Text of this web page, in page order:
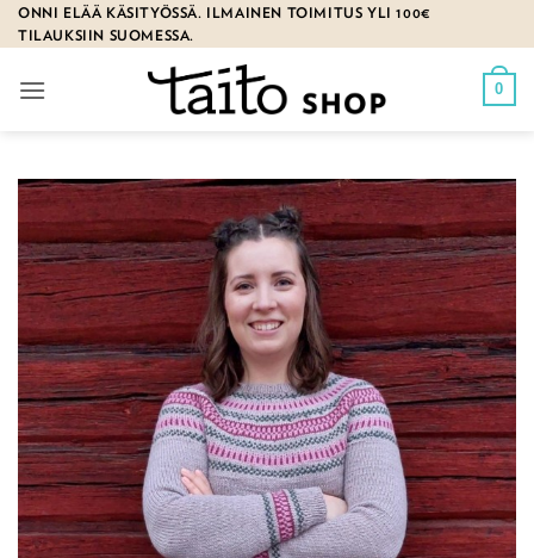
Skip
to
ONNI ELÄÄ KÄSITYÖSSÄ. ILMAINEN TOIMITUS YLI 100€
TILAUKSIIN SUOMESSA.
0